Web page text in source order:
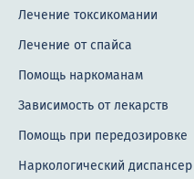
Лечение токсикомании
Лечение от спайса
Помощь наркоманам
Зависимость от лекарств
Помощь при передозировке
Наркологический диспансер